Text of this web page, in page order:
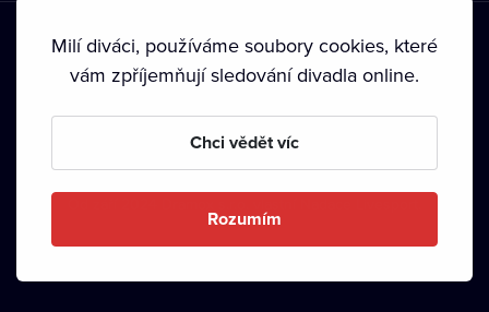
Podmínky používání • Ochrana soukromí • Zásady používání
• Autorská práva•
Milí diváci, používáme soubory cookies, které
vám zpříjemňují sledování divadla online.
Chci vědět víc
Rozumím